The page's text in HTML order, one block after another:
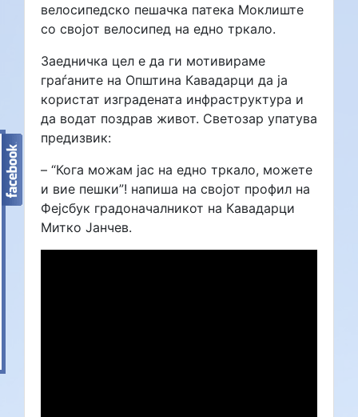
велосипедско пешачка патека Моклиште
со својот велосипед на едно тркало.
Заедничка цел е да ги мотивираме
граѓаните на Општина Кавадарци да ја
користат изградената инфраструктура и
да водат поздрав живот. Светозар упатува
предизвик:
– “Кога можам јас на едно тркало, можете
и вие пешки”! напиша на својот профил на
Фејсбук градоначалникот на Кавадарци
Митко Јанчев.